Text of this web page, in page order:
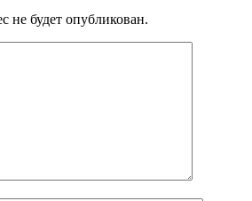
не будет опубликован.